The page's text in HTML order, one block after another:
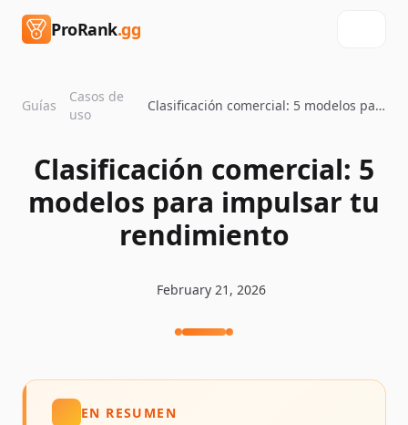
ProRank.gg
Guías
Casos de
uso
Clasificación comercial: 5 modelos para impulsar tu rendimiento
Clasificación comercial: 5
modelos para impulsar tu
rendimiento
February 21, 2026
EN RESUMEN